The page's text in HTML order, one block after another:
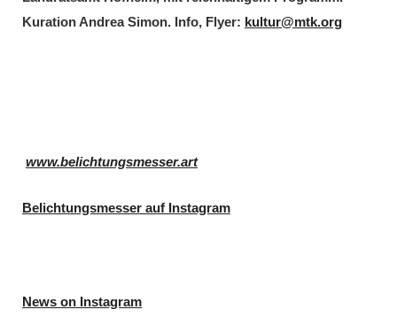
Kuration Andrea Simon. Info, Flyer: kultur@mtk.org
www.belichtungsmesser.art
Belichtungsmesser auf Instagram
News on Instagram